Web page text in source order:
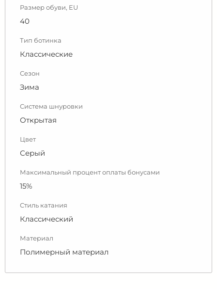
Размер обуви, EU
40
Тип ботинка
Классические
Сезон
Зима
Система шнуровки
Открытая
Цвет
Серый
Максимальный процент оплаты бонусами
15%
Стиль катания
Классический
Материал
Полимерный материал